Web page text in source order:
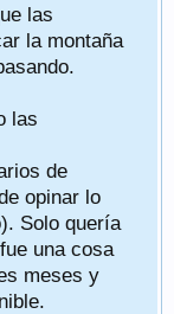
las
la montaña
las
de
opinar lo
Solo quería
una cosa
meses y